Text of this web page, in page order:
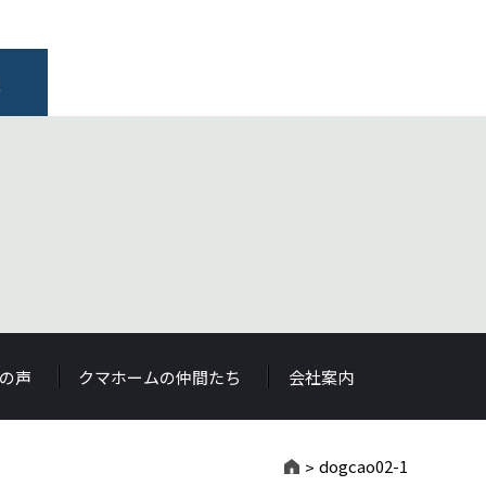
声 クマホームの仲間たち 会社案内
dogcao02-1